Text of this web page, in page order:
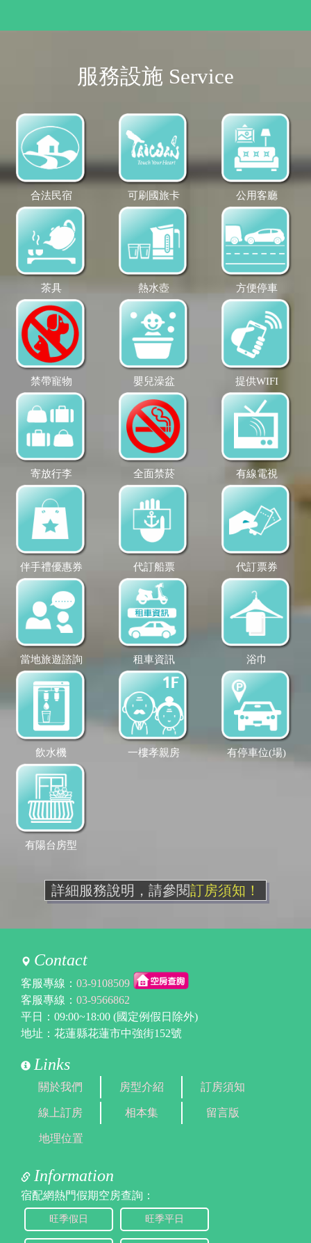
服務設施 Service
合法民宿 可刷國旅卡 公用客廳
茶具 熱水壺 方便停車
禁帶寵物 嬰兒澡盆 提供WIFI
寄放行李 全面禁菸 有線電視
伴手禮優惠券 代訂船票 代訂票券
當地旅遊諮詢 租車資訊 浴巾
飲水機 一樓孝親房 有停車位(場)
有陽台房型
詳細服務說明，請參閱訂房須知！
Contact
客服專線： 03-9108509
客服專線： 03-9566862
平日：09:00~18:00 (國定例假日除外)
地址：花蓮縣花蓮市中強街152號
Links
關於我們 房型介紹 訂房須知
線上訂房 相本集 留言版
地理位置
Information
宿配網熱門假期空房查詢：
旺季假日 旺季平日